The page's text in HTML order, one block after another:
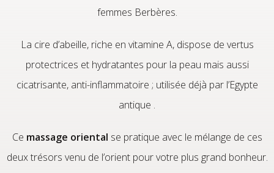
femmes Berbères.
La cire d’abeille, riche en vitamine A, dispose de vertus
protectrices et hydratantes pour la peau mais aussi
cicatrisante, anti-inflammatoire ; utilisée déjà par l’Egypte
antique .
Ce massage oriental se pratique avec le mélange de ces
deux trésors venu de l’orient pour votre plus grand bonheur.